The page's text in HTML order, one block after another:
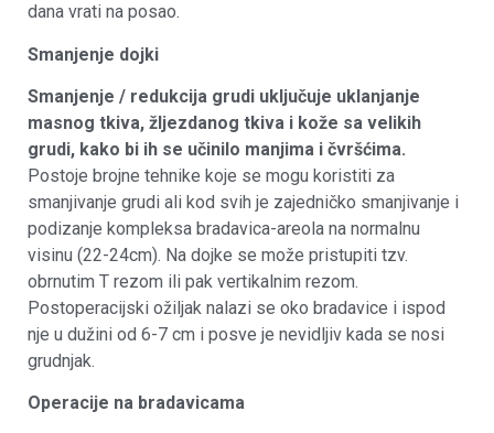
dana vrati na posao.
Smanjenje dojki
Smanjenje / redukcija grudi uključuje uklanjanje
masnog tkiva, žljezdanog tkiva i kože sa velikih
grudi, kako bi ih se učinilo manjima i čvršćima.
Postoje brojne tehnike koje se mogu koristiti za
smanjivanje grudi ali kod svih je zajedničko smanjivanje i
podizanje kompleksa bradavica-areola na normalnu
visinu (22-24cm). Na dojke se može pristupiti tzv.
obrnutim T rezom ili pak vertikalnim rezom.
Postoperacijski ožiljak nalazi se oko bradavice i ispod
nje u dužini od 6-7 cm i posve je nevidljiv kada se nosi
grudnjak.
Operacije na bradavicama